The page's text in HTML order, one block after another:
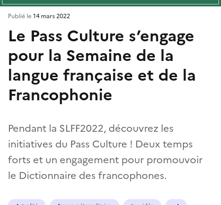
Le Pass Culture s’engage
pour la Semaine de la
langue française et de la
Francophonie
Pendant la SLFF2022, découvrez les
initiatives du Pass Culture ! Deux temps
forts et un engagement pour promouvoir
le Dictionnaire des francophones.
Publié le14 mars 2022